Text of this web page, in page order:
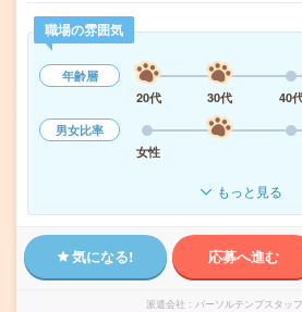
職場の雰囲気
年齢層
20代
30代 40
男女比率
女性
もっと見る
気になる! 応募へ進む
派遣会社 パーソルテンプスタッ